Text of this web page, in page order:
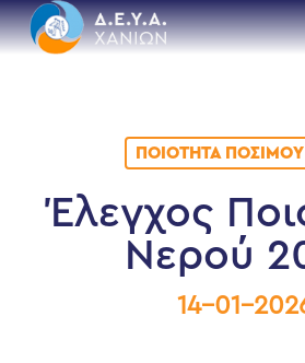
Skip
to
main
ΠΟΙΌΤΗΤΑ
Έλεγχος
Νερού
14-01-